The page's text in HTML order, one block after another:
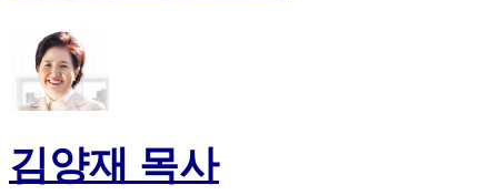
김양재 목사